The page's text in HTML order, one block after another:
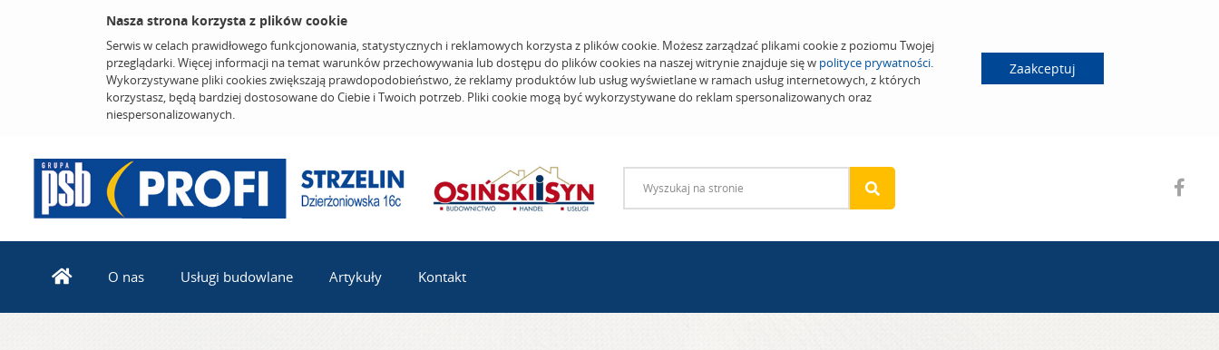
Nasza strona korzysta z plików cookie
Serwis w celach prawidłowego funkcjonowania, statystycznych i reklamowych korzysta z plików cookie. Możesz zarządzać plikami cookie z poziomu Twojej
przeglądarki. Więcej informacji na temat warunków przechowywania lub dostępu do plików cookies na naszej witrynie znajduje się w polityce prywatności.
Wykorzystywane pliki cookies zwiększają prawdopodobieństwo, że reklamy produktów lub usług wyświetlane w ramach usług internetowych, z których
korzystasz, będą bardziej dostosowane do Ciebie i Twoich potrzeb. Pliki cookie mogą być wykorzystywane do reklam spersonalizowanych oraz
niespersonalizowanych.
Zaakceptuj
O nas Usługi budowlane Artykuły Kontakt